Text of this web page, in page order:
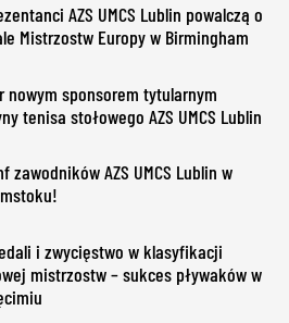
AZS UMCS Lublin powalczą o
Mistrzostw Europy w Birmingham
nowym sponsorem tytularnym
tenisa stołowego AZS UMCS Lublin
zawodników AZS UMCS Lublin w
i zwycięstwo w klasyfikacji
mistrzostw – sukces pływaków w